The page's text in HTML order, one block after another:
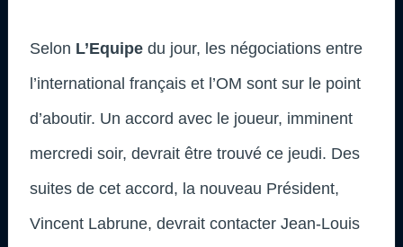
Selon L’Equipe du jour, les négociations entre
l’international français et l’OM sont sur le point
d’aboutir. Un accord avec le joueur, imminent
mercredi soir, devrait être trouvé ce jeudi. Des
suites de cet accord, la nouveau Président,
Vincent Labrune, devrait contacter Jean-Louis